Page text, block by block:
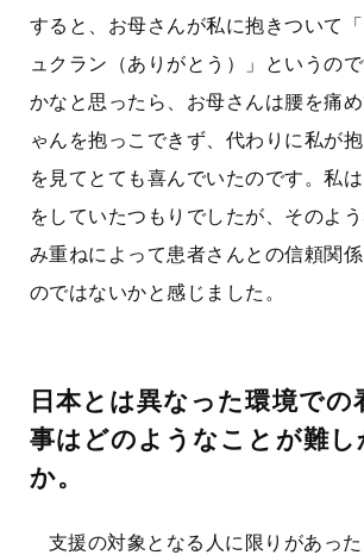
すると、お母さんが私に抱きついて
ュクラン（ありがとう）」というの
かなと思ったら、お母さんは腰を痛
ゃんを抱っこできず、代わりに私が
を見てとても喜んでいたのです。私
をしていたつもりでしたが、そのよ
み重ねによって患者さんとの信頼関
のではないかと感じました。
日本とは異なった環境での
事はどのようなことが難し
か。
支援の対象となる人に限りがあっ